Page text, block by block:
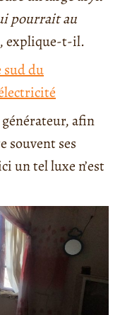
pourrait au
, explique-t-il.
sud du
afin
souvent ses
un tel luxe n’est